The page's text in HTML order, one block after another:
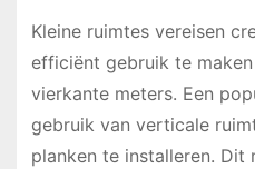
Kleine ruimtes vereisen
efficiënt gebruik te
vierkante meters. Een
gebruik van verticale
planken te installeren.